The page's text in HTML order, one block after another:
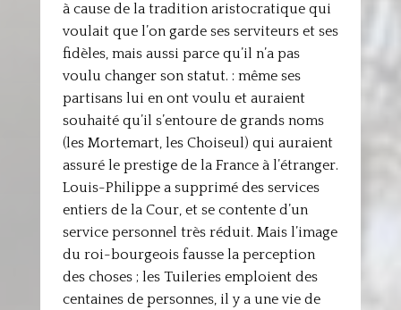
à cause de la tradition aristocratique qui
voulait que l’on garde ses serviteurs et ses
fidèles, mais aussi parce qu’il n’a pas
voulu changer son statut. : même ses
partisans lui en ont voulu et auraient
souhaité qu’il s’entoure de grands noms
(les Mortemart, les Choiseul) qui auraient
assuré le prestige de la France à l’étranger.
Louis-Philippe a supprimé des services
entiers de la Cour, et se contente d’un
service personnel très réduit. Mais l’image
du roi-bourgeois fausse la perception
des choses ; les Tuileries emploient des
centaines de personnes, il y a une vie de